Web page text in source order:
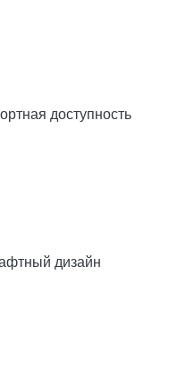
доступность
дизайн